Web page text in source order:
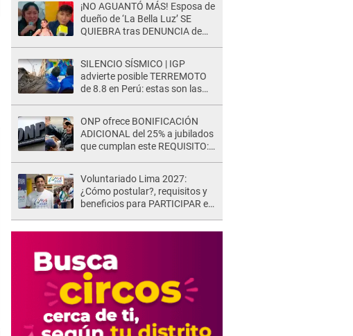
¡NO AGUANTÓ MÁS! Esposa de
dueño de ‘La Bella Luz’ SE
QUIEBRA tras DENUNCIA de
contra Claudia Salazar
SILENCIO SÍSMICO | IGP
advierte posible TERREMOTO
de 8.8 en Perú: estas son las
ONP ofrece BONIFICACIÓN
ADICIONAL del 25% a jubilados
que cumplan este REQUISITO:
Voluntariado Lima 2027:
¿Cómo postular?, requisitos y
beneficios para PARTICIPAR en